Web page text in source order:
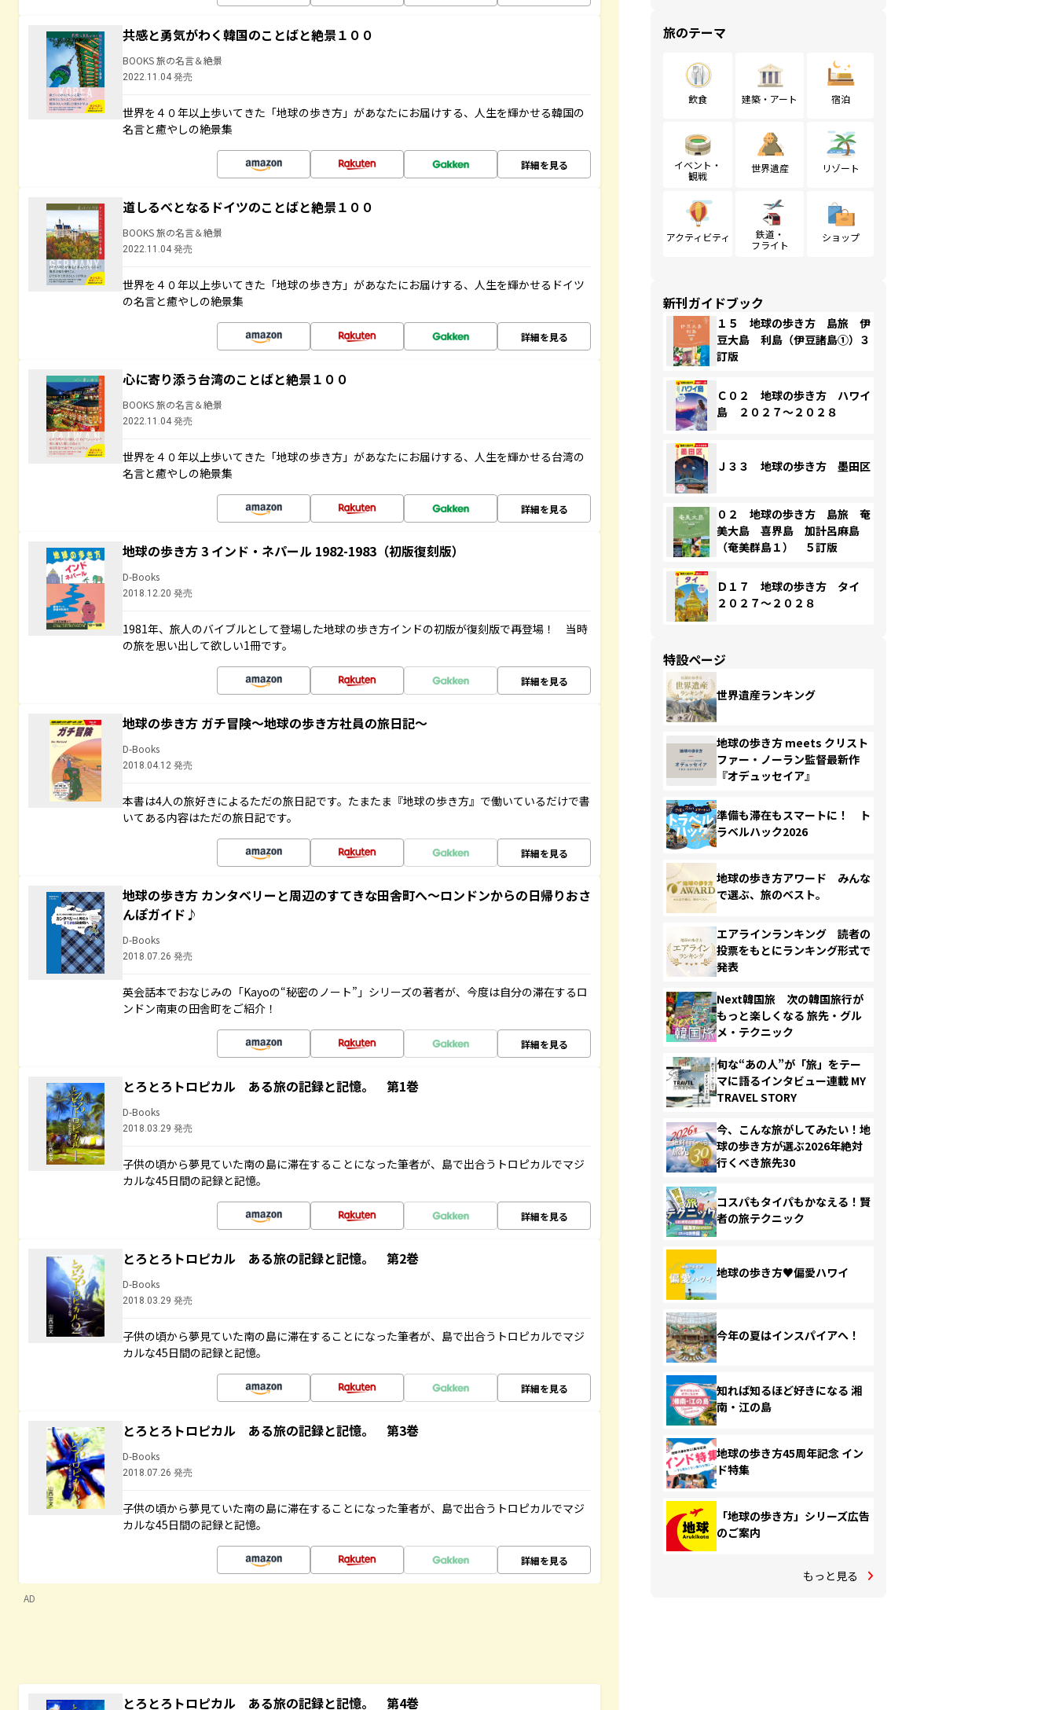
共感と勇気がわく韓国のことばと絶景１００
BOOKS 旅の名言＆絶景
2022.11.04 発売
世界を４０年以上歩いてきた「地球の歩き方」があなたにお届けする、人生を輝かせる韓国の
名言と癒やしの絶景集
詳細を見る
道しるべとなるドイツのことばと絶景１００
BOOKS 旅の名言＆絶景
2022.11.04 発売
世界を４０年以上歩いてきた「地球の歩き方」があなたにお届けする、人生を輝かせるドイツ
の名言と癒やしの絶景集
詳細を見る
心に寄り添う台湾のことばと絶景１００
BOOKS 旅の名言＆絶景
2022.11.04 発売
世界を４０年以上歩いてきた「地球の歩き方」があなたにお届けする、人生を輝かせる台湾の
名言と癒やしの絶景集
詳細を見る
地球の歩き方 3 インド・ネパール 1982-1983（初版復刻版）
D-Books
2018.12.20 発売
1981年、旅人のバイブルとして登場した地球の歩き方インドの初版が復刻版で再登場！ 当時
の旅を思い出して欲しい1冊です。
詳細を見る
地球の歩き方 ガチ冒険～地球の歩き方社員の旅日記～
D-Books
2018.04.12 発売
本書は4人の旅好きによるただの旅日記です。たまたま『地球の歩き方』で働いているだけで書
いてある内容はただの旅日記です。
詳細を見る
地球の歩き方 カンタベリーと周辺のすてきな田舎町へ～ロンドンからの日帰りおさ
んぽガイド♪
D-Books
2018.07.26 発売
英会話本でおなじみの「Kayoの“秘密のノート”」シリーズの著者が、今度は自分の滞在するロ
ンドン南東の田舎町をご紹介！
詳細を見る
とろとろトロピカル ある旅の記録と記憶。 第1巻
D-Books
2018.03.29 発売
子供の頃から夢見ていた南の島に滞在することになった筆者が、島で出合うトロピカルでマジ
カルな45日間の記録と記憶。
詳細を見る
とろとろトロピカル ある旅の記録と記憶。 第2巻
D-Books
2018.03.29 発売
子供の頃から夢見ていた南の島に滞在することになった筆者が、島で出合うトロピカルでマジ
カルな45日間の記録と記憶。
詳細を見る
とろとろトロピカル ある旅の記録と記憶。 第3巻
D-Books
2018.07.26 発売
子供の頃から夢見ていた南の島に滞在することになった筆者が、島で出合うトロピカルでマジ
カルな45日間の記録と記憶。
詳細を見る
AD
とろとろトロピカル ある旅の記録と記憶。 第4巻
旅のテーマ
飲食 建築・アート 宿泊
イベント・
観戦
世界遺産 リゾート
アクティビティ
鉄道・
フライト
ショップ
新刊ガイドブック
１５ 地球の歩き方 島旅 伊
豆大島 利島（伊豆諸島①）３
訂版
Ｃ０２ 地球の歩き方 ハワイ
島 ２０２７～２０２８
Ｊ３３ 地球の歩き方 墨田区
０２ 地球の歩き方 島旅 奄
美大島 喜界島 加計呂麻島
（奄美群島１） ５訂版
Ｄ１７ 地球の歩き方 タイ
２０２７～２０２８
特設ページ
世界遺産ランキング
地球の歩き方 meets クリスト
ファー・ノーラン監督最新作
『オデュッセイア』
準備も滞在もスマートに！ ト
ラベルハック2026
地球の歩き方アワード みんな
で選ぶ、旅のベスト。
エアラインランキング 読者の
投票をもとにランキング形式で
発表
Next韓国旅 次の韓国旅行が
もっと楽しくなる 旅先・グル
メ・テクニック
旬な“あの人”が「旅」をテー
マに語るインタビュー連載 MY
TRAVEL STORY
今、こんな旅がしてみたい！地
球の歩き方が選ぶ2026年絶対
行くべき旅先30
コスパもタイパもかなえる！賢
者の旅テクニック
地球の歩き方♥偏愛ハワイ
今年の夏はインスパイアへ！
知れば知るほど好きになる 湘
南・江の島
地球の歩き方45周年記念 イン
ド特集
「地球の歩き方」シリーズ広告
のご案内
もっと見る